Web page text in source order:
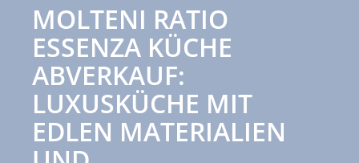
MOLTENI RATIO
ESSENZA KÜCHE
ABVERKAUF:
LUXUSKÜCHE MIT
EDLEN MATERIALIEN